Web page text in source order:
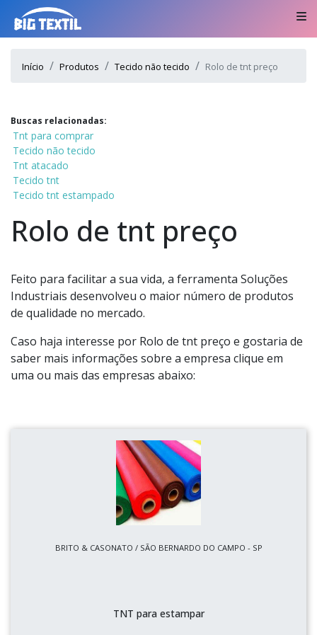
Início Produtos Tecido não tecido Rolo de tnt preço
Buscas relacionadas:
Tnt para comprar
Tecido não tecido
Tnt atacado
Tecido tnt
Tecido tnt estampado
Rolo de tnt preço
Feito para facilitar a sua vida, a ferramenta Soluções
Industriais desenvolveu o maior número de produtos
de qualidade no mercado.
Caso haja interesse por Rolo de tnt preço e gostaria de
saber mais informações sobre a empresa clique em
uma ou mais das empresas abaixo:
BRITO & CASONATO / SÃO BERNARDO DO CAMPO - SP
TNT para estampar